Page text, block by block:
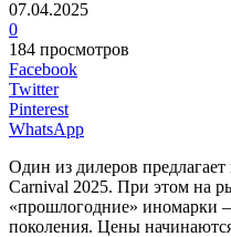
07.04.2025
0
184 просмотров
Facebook
Twitter
Pinterest
WhatsApp
Один из дилеров
Carnival 2025. При этом на
«прошлогодние» иномарки
поколения. Цены